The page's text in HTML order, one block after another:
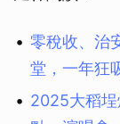
零稅收、治
堂，一年狂
2025大稻